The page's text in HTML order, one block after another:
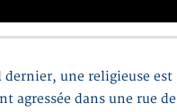
dernier, une religieuse est
agressée dans une rue de